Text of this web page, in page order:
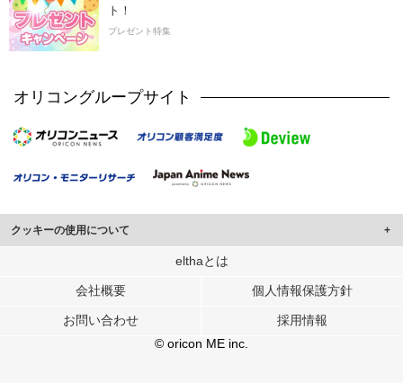
ト！
プレゼント特集
オリコングループサイト
クッキーの使用について
このサイトでは Cookie を使用して、ユーザーに合わせたコンテンツや広告の
行っています。
メディアや広告配信、データ解析の各パートナーに提供しています。
ユーザーが各パートナーのサービスを使用したときに収集した他の情報を組み
elthaとは
会社概要 個人情報保護方針
お問い合わせ
採用情報
© oricon ME inc.